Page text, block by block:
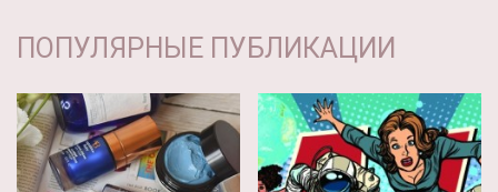
ПОПУЛЯРНЫЕ ПУБЛИКАЦИИ